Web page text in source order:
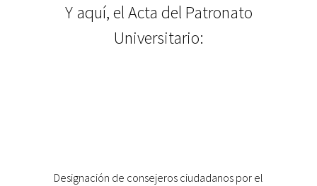
Y aquí, el Acta del Patronato
Universitario:
Designación de consejeros ciudadanos por el